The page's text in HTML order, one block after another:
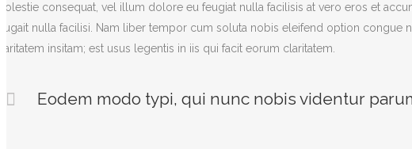
molestie consequat, vel illum dolore eu feugiat nulla facilisis at vero eros et
feugait nulla facilisi. Nam liber tempor cum soluta nobis eleifend option
claritatem insitam; est usus legentis in iis qui facit eorum claritatem.
Eodem modo typi, qui nunc nobis videntur